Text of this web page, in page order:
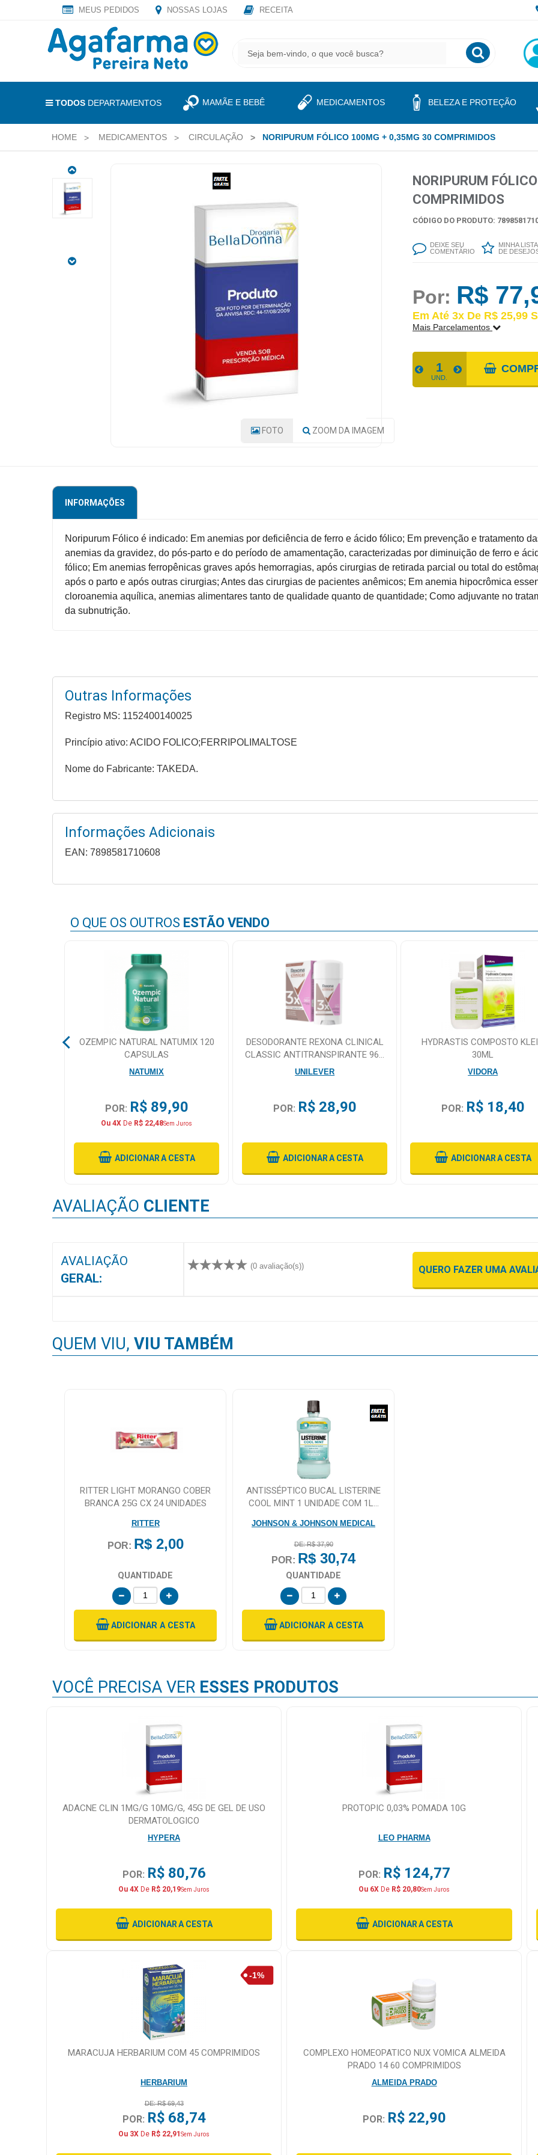
LOGIN
DEPARTAMENTOS
PROMOÇÕES
ATENDIMENTO
MEUS PEDIDOS NOSSAS LOJAS RECEITA
TODOS DEPARTAMENTOS MAMÃE E BEBÊ MEDICAMENTOS BELEZA E PROTEÇÃO
HOME MEDICAMENTOS CIRCULAÇÃO NORIPURUM FÓLICO 100MG + 0,35MG 30 COMPRIMIDOS
NORIPURUM
FÓLICO
100MG
0,35MG
FOTO ZOOM DA IMAGEM
NORIPURUM
COMPRIMIDOS
CÓDIGO DO PRODUTO:
DEIXE SEU
COMENTÁRIO
MINHA LISTA
DE
Por: R$
Em Até 3x De R$ 25,99
Mais Parcelamentos
1x De R$ 77,97 S/JUROS |
UND.
INFORMAÇÕES
Noripurum Fólico é indicado: Em anemias por deficiência de ferro e ácido fólico; Em prevenção e tratamento
anemias da gravidez, do pós-parto e do período de amamentação, caracterizadas por diminuição de ferro e
fólico; Em anemias ferropênicas graves após hemorragias, após cirurgias de retirada parcial ou total do
após o parto e após outras cirurgias; Antes das cirurgias de pacientes anêmicos; Em anemia hipocrômica
cloroanemia aquílica, anemias alimentares tanto de qualidade quanto de quantidade; Como adjuvante no
da subnutrição.
Outras Informações
Registro MS: 1152400140025
Princípio ativo: ACIDO FOLICO;FERRIPOLIMALTOSE
Nome do Fabricante: TAKEDA.
Informações Adicionais
EAN: 7898581710608
O QUE OS OUTROS ESTÃO VENDO
OZEMPIC NATURAL NATUMIX 120
CAPSULAS
NATUMIX
POR: R$ 89,90
Ou 4X De R$ 22,48Sem Juros
ADICIONARA CESTA
DESODORANTE REXONA CLINICAL
CLASSIC ANTITRANSPIRANTE 96H
CREME 58G
UNILEVER
POR: R$ 28,90
ADICIONARA CESTA
HYDRASTIS COMPOSTO
30ML
VIDORA
POR: R$ 18,40
ADICIONARA CESTA
AVALIAÇÃO CLIENTE
AVALIAÇÃO
GERAL:
(0 avaliação(s)) QUERO FAZER UMA
QUEM VIU, VIU TAMBÉM
RITTER LIGHT MORANGO COBER
BRANCA 25G CX 24 UNIDADES
RITTER
POR: R$ 2,00
QUANTIDADE
ADICIONAR A CESTA
ANTISSÉPTICO BUCAL LISTERINE
COOL MINT 1 UNIDADE COM 1L...
JOHNSON & JOHNSON MEDICAL
DE: R$ 37,90
POR: R$ 30,74
QUANTIDADE
ADICIONAR A CESTA
VOCÊ PRECISA VER ESSES PRODUTOS
ADACNE CLIN 1MG/G 10MG/G, 45G DE GEL DE USO
DERMATOLOGICO
HYPERA
POR: R$ 80,76
Ou 4X De R$ 20,19Sem Juros
ADICIONARA CESTA
PROTOPIC 0,03% POMADA 10G
LEO PHARMA
POR: R$ 124,77
Ou 6X De R$ 20,80Sem Juros
ADICIONARA CESTA
MARACUJA HERBARIUM COM 45 COMPRIMIDOS
HERBARIUM
DE: R$ 69,43
POR: R$ 68,74
Ou 3X De R$ 22,91Sem Juros
COMPLEXO HOMEOPATICO NUX VOMICA ALMEIDA
PRADO 14 60 COMPRIMIDOS
ALMEIDA PRADO
POR: R$ 22,90
CADASTRE
SEU
MAIL
E
AS
EXCLUSIVAS.